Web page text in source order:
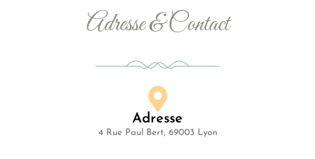
Adresse & Contact
Adresse
4 Rue Paul Bert, 69003 Lyon